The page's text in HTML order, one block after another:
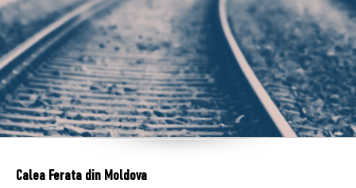
Calea Ferata din Moldova